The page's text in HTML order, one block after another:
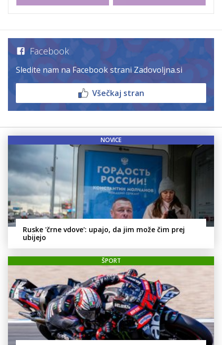
Facebook
Sledite nam na Facebook strani Zadovoljna.si
Všečkaj stran
NOVICE
Ruske 'črne vdove': upajo, da jim može čim prej
ubijejo
ŠPORT